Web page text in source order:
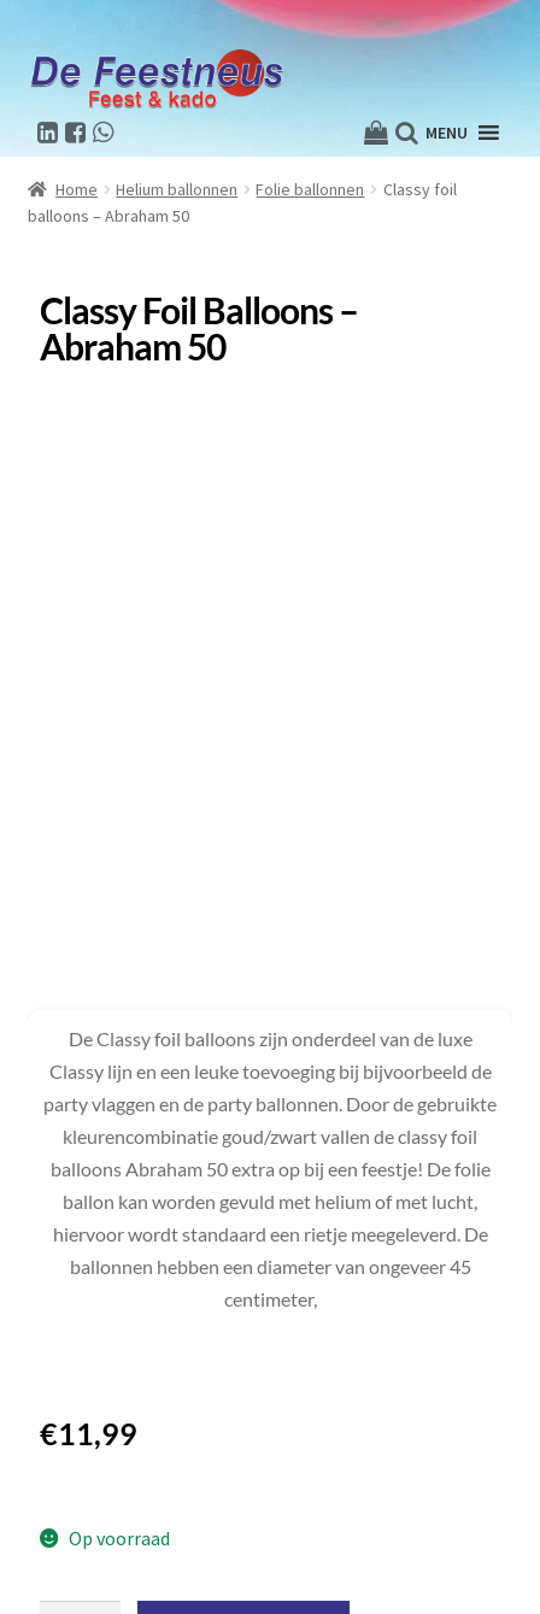
MENU
Home Helium ballonnen Folie ballonnen
Classy foil
balloons – Abraham 50
Classy Foil Balloons –
Abraham 50
De Classy foil balloons zijn onderdeel van de luxe
Classy lijn en een leuke toevoeging bij bijvoorbeeld de
party vlaggen en de party ballonnen. Door de gebruikte
kleurencombinatie goud/zwart vallen de classy foil
balloons Abraham 50 extra op bij een feestje! De folie
ballon kan worden gevuld met helium of met lucht,
hiervoor wordt standaard een rietje meegeleverd. De
ballonnen hebben een diameter van ongeveer 45
centimeter,
€11,99
Op voorraad